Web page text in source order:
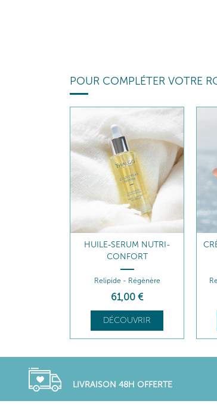
POUR COMPLÉTER VOTRE
CRÈME NUTRI-CONFORT
Relipide 24H – Réconforte
54,90 €
DÉCOUVRIR
LIVRAISON 48H OFFERTE